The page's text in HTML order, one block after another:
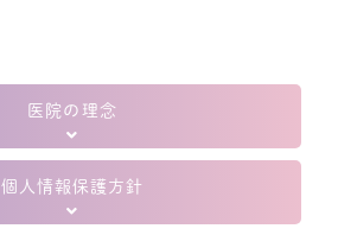
医院の理念
個人情報保護方針